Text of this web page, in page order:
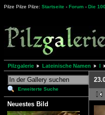
Pilze Pilze Pilze: Startseite - Forum - Die
Pilzgalerie Lateinische Namen I
Erweiterte Suche
Neuestes Bild